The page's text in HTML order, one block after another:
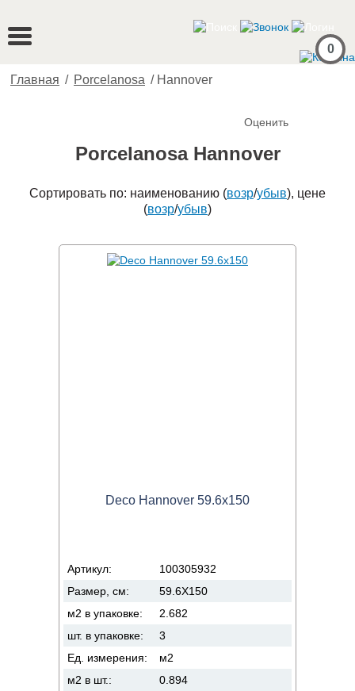
0
Главная / Porcelanosa / Hannover
Оценить
Porcelanosa Hannover
Сортировать по: наименованию (возр/убыв), цене
(возр/убыв)
Deco Hannover 59.6x150
Артикул:
100305932
Размер, см:
59.6X150
м2 в упаковке:
2.682
шт. в упаковке:
3
Ед. измерения:
м2
м2 в шт.:
0.894